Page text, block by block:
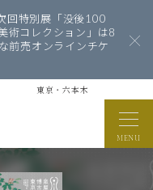
回特別展「没後100
術コレクション」は8
前売オンラインチケ
東京・六本木
MENU